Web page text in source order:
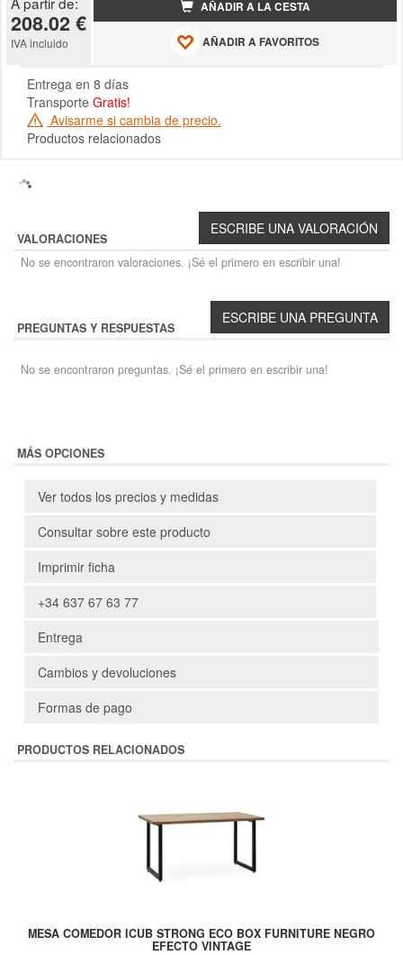
208.02 €
IVA incluido
AÑADIR A LA CESTA
AÑADIR A FAVORITOS
Entrega en 8 días
Transporte Gratis!
Avisarme si cambia de precio.
Productos relacionados
VALORACIONES
No se encontraron valoraciones. ¡Sé el primero en escribir una!
PREGUNTAS Y RESPUESTAS
No se encontraron preguntas. ¡Sé el primero en escribir una!
MÁS OPCIONES
Ver todos los precios y medidas
Consultar sobre este producto
Imprimir ficha
+34 637 67 63 77
Entrega
Cambios y devoluciones
Formas de pago
PRODUCTOS RELACIONADOS
MESA COMEDOR ICUB STRONG ECO BOX FURNITURE NEGRO
EFECTO VINTAGE